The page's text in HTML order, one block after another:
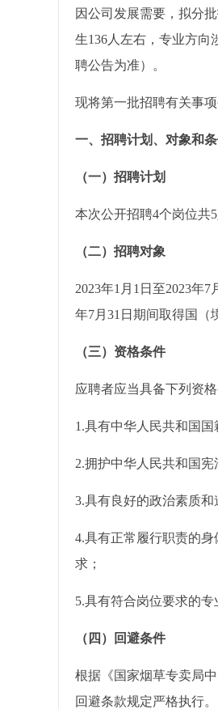
因公司发展需要，拟分
生136人左右，专业方向
聘公告为准）。
现将第一批招聘有关事项
一、招聘计划、对象和
（一）招聘计划
本次公开招聘4个岗位共
（二）招聘对象
2023年1月1日至2023年
年7月31日期间取得国（
（三）资格条件
应聘者应当具备下列资格
1.具有中华人民共和国国
2.拥护中华人民共和国
3.具有良好的政治素质和
4.具有正常履行职责的
求；
5.具有符合岗位要求的
（四）回避条件
根据《国家烟草专卖局
回避条款规定严格执行。